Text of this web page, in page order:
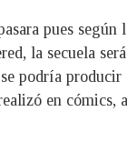
pues
la secuela
podría producir
en cómics,